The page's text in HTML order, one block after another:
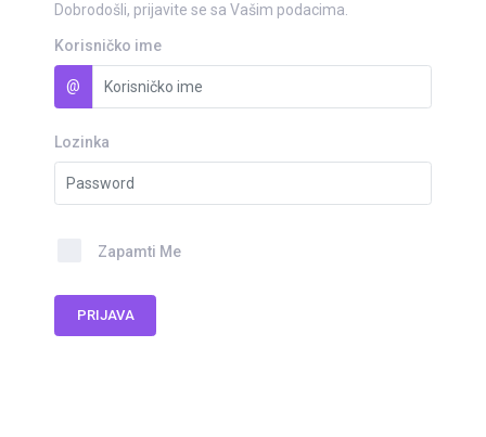
Dobrodošli, prijavite se sa Vašim podacima.
Korisničko ime
@
Lozinka
Zapamti Me